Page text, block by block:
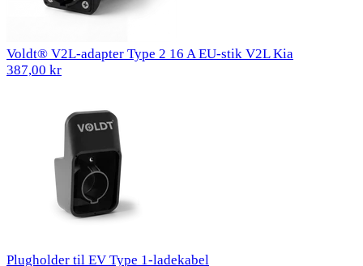
Voldt® V2L-adapter Type 2 16 A EU-stik V2L Kia
387,00 kr
Plugholder til EV Type 1-ladekabel